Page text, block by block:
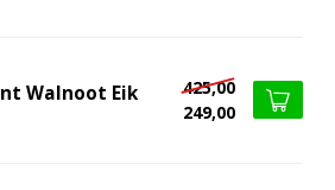
Walnoot Eik
425,00
249,00